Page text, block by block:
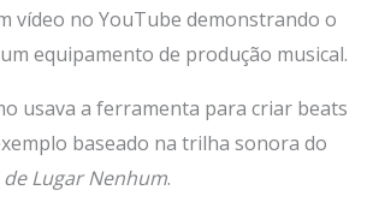
vídeo no YouTube demonstrando o
equipamento de produção musical.
usava a ferramenta para criar beats
baseado na trilha sonora do
Lugar Nenhum.